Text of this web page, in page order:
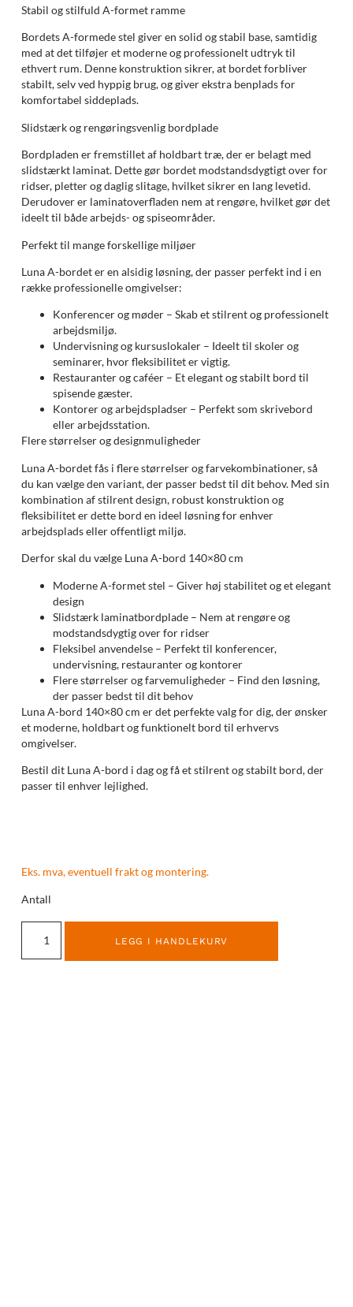
Stabil og stilfuld A-formet ramme
Bordets A-formede stel giver en solid og stabil base, samtidig
med at det tilføjer et moderne og professionelt udtryk til
ethvert rum. Denne konstruktion sikrer, at bordet forbliver
stabilt, selv ved hyppig brug, og giver ekstra benplads for
komfortabel siddeplads.
Slidstærk og rengøringsvenlig bordplade
Bordpladen er fremstillet af holdbart træ, der er belagt med
slidstærkt laminat. Dette gør bordet modstandsdygtigt over for
ridser, pletter og daglig slitage, hvilket sikrer en lang levetid.
Derudover er laminatoverfladen nem at rengøre, hvilket gør det
ideelt til både arbejds- og spiseområder.
Perfekt til mange forskellige miljøer
Luna A-bordet er en alsidig løsning, der passer perfekt ind i en
række professionelle omgivelser:
Konferencer og møder – Skab et stilrent og professionelt
arbejdsmiljø.
Undervisning og kursuslokaler – Ideelt til skoler og
seminarer, hvor fleksibilitet er vigtig.
Restauranter og caféer – Et elegant og stabilt bord til
spisende gæster.
Kontorer og arbejdspladser – Perfekt som skrivebord
eller arbejdsstation.
Flere størrelser og designmuligheder
Luna A-bordet fås i flere størrelser og farvekombinationer, så
du kan vælge den variant, der passer bedst til dit behov. Med sin
kombination af stilrent design, robust konstruktion og
fleksibilitet er dette bord en ideel løsning for enhver
arbejdsplads eller offentligt miljø.
Derfor skal du vælge Luna A-bord 140×80 cm
Moderne A-formet stel – Giver høj stabilitet og et elegant
design
Slidstærk laminatbordplade – Nem at rengøre og
modstandsdygtig over for ridser
Fleksibel anvendelse – Perfekt til konferencer,
undervisning, restauranter og kontorer
Flere størrelser og farvemuligheder – Find den løsning,
der passer bedst til dit behov
Luna A-bord 140×80 cm er det perfekte valg for dig, der ønsker
et moderne, holdbart og funktionelt bord til erhvervs
omgivelser.
Bestil dit Luna A-bord i dag og få et stilrent og stabilt bord, der
passer til enhver lejlighed.
Eks. mva, eventuell frakt og montering.
Antall
LEGG I HANDLEKURV